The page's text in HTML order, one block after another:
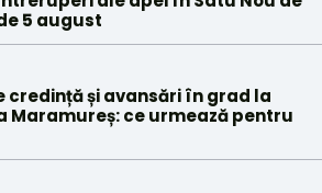
5 august
credință și avansări în grad la
Maramureș: ce urmează pentru